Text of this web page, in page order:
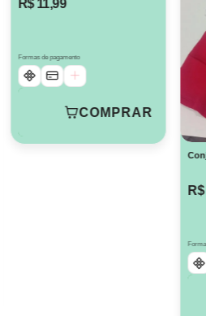
R$ 11,99
Formas de pagamento
COMPRAR